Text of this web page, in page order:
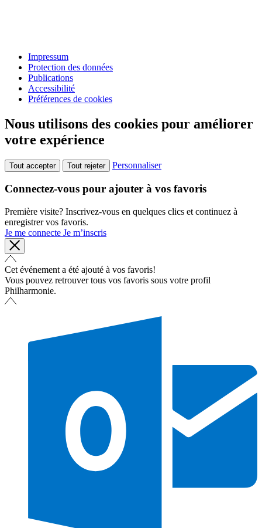
Impressum
Protection des données
Publications
Accessibilité
Préférences de cookies
Nous utilisons des cookies pour améliorer
votre expérience
Tout accepter Tout rejeter Personnaliser
Connectez-vous pour ajouter à vos favoris
Première visite? Inscrivez-vous en quelques clics et continuez à
enregistrer vos favoris.
Je me connecte Je m’inscris
Cet événement a été ajouté à vos favoris!
Vous pouvez retrouver tous vos favoris sous votre profil
Philharmonie.